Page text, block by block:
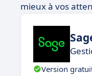
mieux à vos
Version